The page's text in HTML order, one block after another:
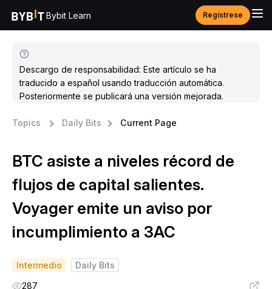
Bybit Learn Regístrese
Descargo de responsabilidad: Este artículo se ha
traducido a español usando traducción automática.
Posteriormente se publicará una versión mejorada.
Topics Daily Bits Current Page
BTC asiste a niveles récord de
flujos de capital salientes.
Voyager emite un aviso por
incumplimiento a 3AC
Intermedio
Daily Bits
287